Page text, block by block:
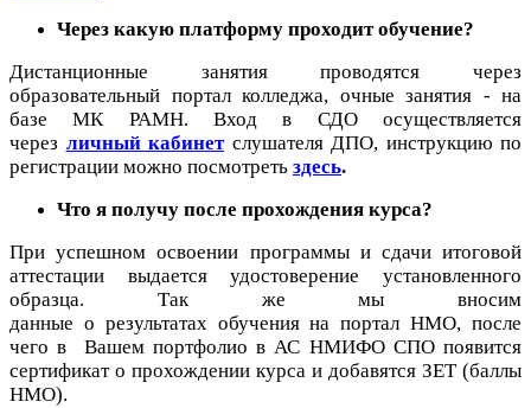
Через какую платформу проходит обучение?
Дистанционные занятия проводятся через
образовательный портал колледжа, очные занятия - на
базе МК РАМН. Вход в СДО осуществляется
через личный кабинетслушателя ДПО, инструкцию по
регистрации можно посмотреть здесь.
Что я получу после прохождения курса?
При успешном освоении программы и сдачи итоговой
аттестации выдается удостоверение установленного
образца. Так же мы вносим
данные о результатах обучения на портал НМО, после
чего в Вашем портфолио в АС НМИФО СПО появится
сертификат о прохождении курса и добавятся ЗЕТ (баллы
НМО).